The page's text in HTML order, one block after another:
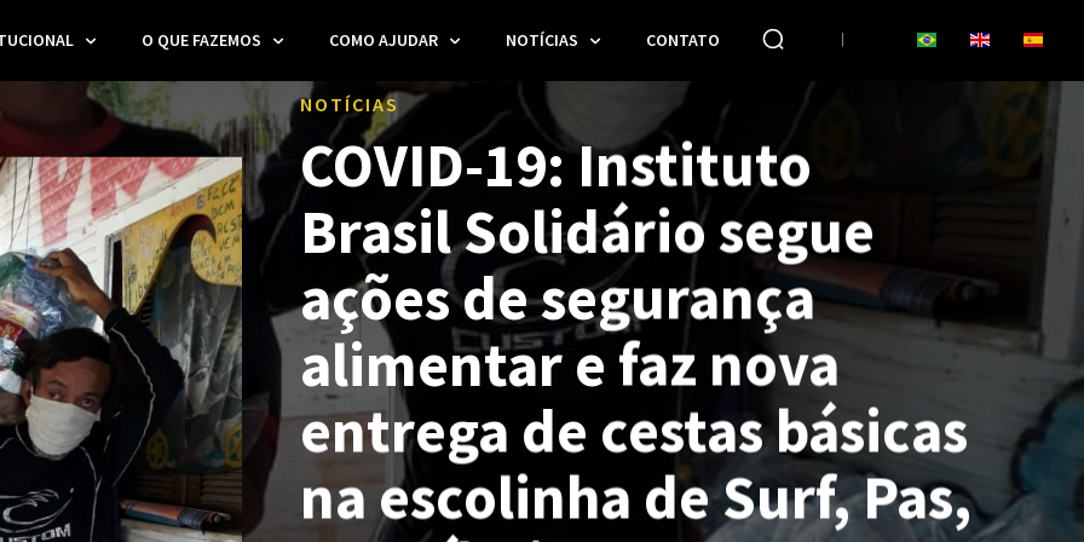
O QUE FAZEMOS COMO AJUDAR NOTÍCIAS CONTATO
NOTÍCIAS
COVID-19: Instituto
Brasil Solidário segue
ações de segurança
alimentar e faz nova
entrega de cestas básicas
na escolinha de Surf, Pas,